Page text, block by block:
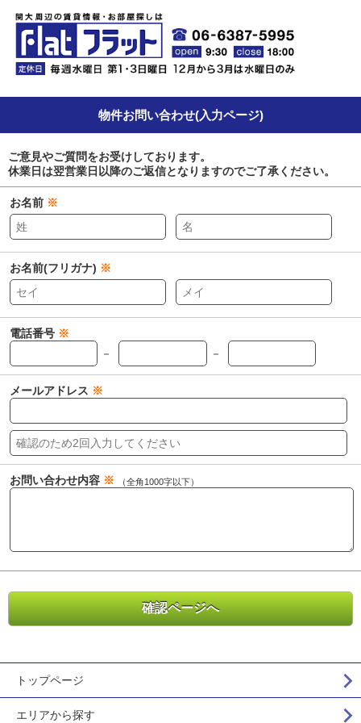
物件お問い合わせ(入力ページ)
ご意見やご質問をお受けしております。
休業日は翌営業日以降のご返信となりますのでご了承ください。
お名前 ※
お名前(フリガナ) ※
電話番号 ※
－
－
メールアドレス ※
お問い合わせ内容 ※ （全角1000字以下）
トップページ
エリアから探す